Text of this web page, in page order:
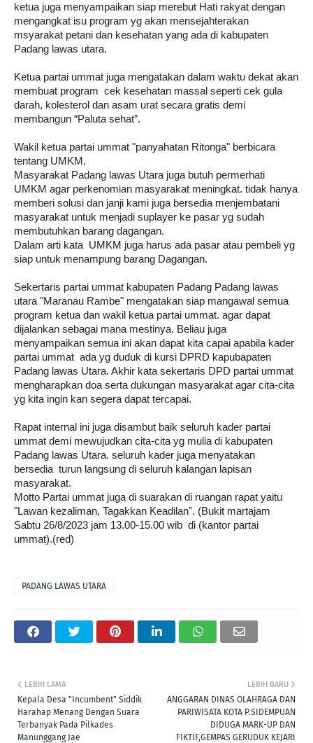
ketua juga menyampaikan siap merebut Hati rakyat dengan
mengangkat isu program yg akan mensejahterakan
msyarakat petani dan kesehatan yang ada di kabupaten
Padang lawas utara.
Ketua partai ummat juga mengatakan dalam waktu dekat akan
membuat program  cek kesehatan massal seperti cek gula
darah, kolesterol dan asam urat secara gratis demi
membangun “Paluta sehat”.
Wakil ketua partai ummat "panyahatan Ritonga" berbicara
tentang UMKM.
Masyarakat Padang lawas Utara juga butuh permerhati
UMKM agar perkenomian masyarakat meningkat. tidak hanya
memberi solusi dan janji kami juga bersedia menjembatani
masyarakat untuk menjadi suplayer ke pasar yg sudah
membutuhkan barang dagangan.
Dalam arti kata  UMKM juga harus ada pasar atau pembeli yg
siap untuk menampung barang Dagangan.
Sekertaris partai ummat kabupaten Padang Padang lawas
utara "Maranau Rambe" mengatakan siap mangawal semua
program ketua dan wakil ketua partai ummat. agar dapat
dijalankan sebagai mana mestinya. Beliau juga
menyampaikan semua ini akan dapat kita capai apabila kader
partai ummat  ada yg duduk di kursi DPRD kapubapaten
Padang lawas Utara. Akhir kata sekertaris DPD partai ummat
mengharapkan doa serta dukungan masyarakat agar cita-cita
yg kita ingin kan segera dapat tercapai.
Rapat internal ini juga disambut baik seluruh kader partai
ummat demi mewujudkan cita-cita yg mulia di kabupaten
Padang lawas Utara. seluruh kader juga menyatakan
bersedia  turun langsung di seluruh kalangan lapisan
masyarakat.
Motto Partai ummat juga di suarakan di ruangan rapat yaitu
"Lawan kezaliman, Tagakkan Keadilan". (Bukit martajam
Sabtu 26/8/2023 jam 13.00-15.00 wib  di (kantor partai
ummat).(red)
PADANG LAWAS UTARA
LEBIH BARU
ANGGARAN DINAS OLAHRAGA DAN
PARIWISATA KOTA P.SIDEMPUAN
DIDUGA MARK-UP DAN
FIKTIF,GEMPAS GERUDUK KEJARI
LEBIH LAMA
Kepala Desa "Incumbent" Siddik
Harahap Menang Dengan Suara
Terbanyak Pada Pilkades
Manunggang Jae